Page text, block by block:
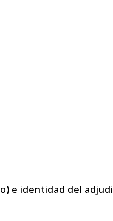
e identidad del